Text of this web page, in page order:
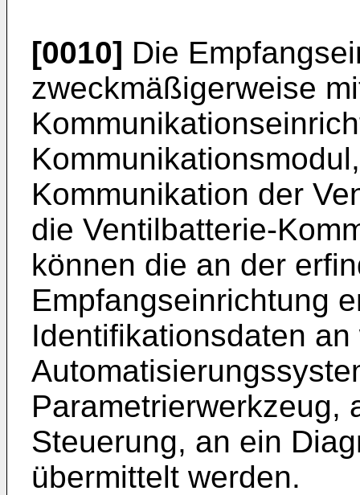
[0010] Die
zweckmäßigerweise
Kommunikation der
die Ventilbatterie-
können die an der
Empfangseinrichtung
Identifikationsdaten
Parametrierwerkzeug,
Steuerung, an ein
übermittelt werden.